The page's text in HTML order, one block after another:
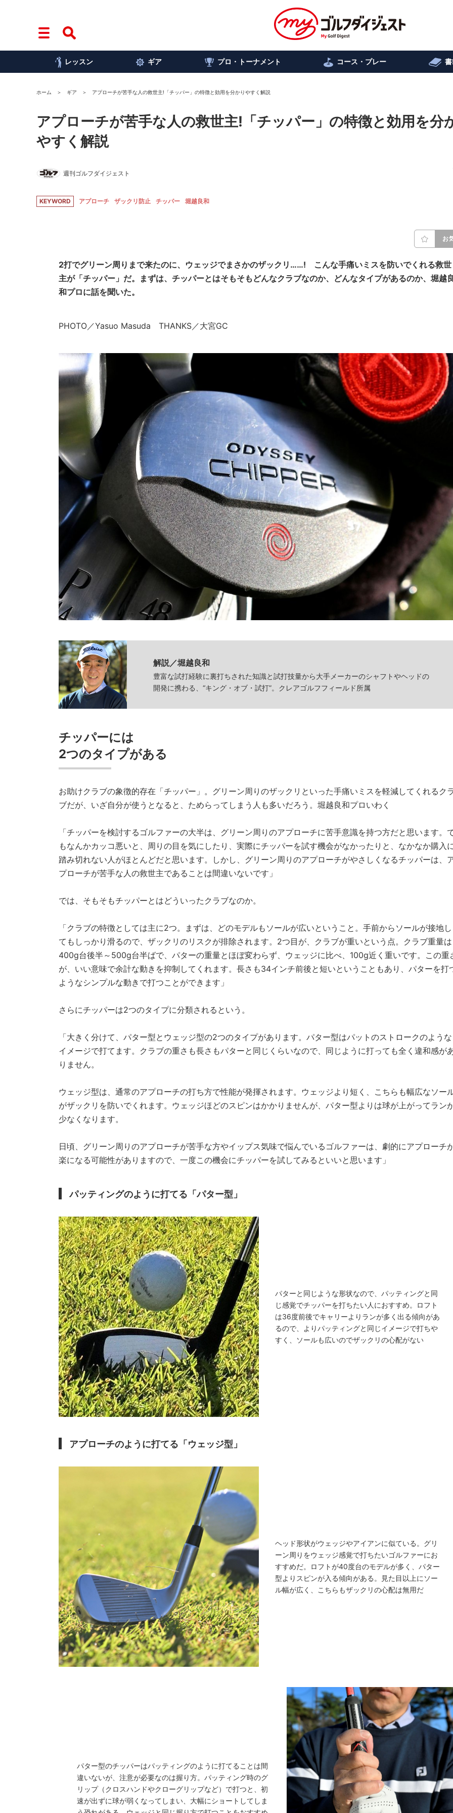
レッスン ギア プロ・トーナメント コース・プレー
ホーム ギア アプローチが苦手な人の救世主!「チッパー」の特徴と効用を分かりやすく解説
アプローチが苦手な人の救世主!「チッパー」の特徴と効用を分
やすく解説
週刊ゴルフダイジェスト
KEYWORD アプローチ ザックリ防止 チッパー 堀越良和
お
2打でグリーン周りまで来たのに、ウェッジでまさかのザックリ……! こんな手痛いミスを防いでくれる救世
主が「チッパー」だ。まずは、チッパーとはそもそもどんなクラブなのか、どんなタイプがあるのか、 堀越
和プロに話を聞いた。
PHOTO／Yasuo Masuda THANKS／大宮GC
解説／堀越良和
豊富な試打経験に裏打ちされた知識と試打技量から大手メーカーのシャフトやヘッドの
開発に携わる、“キング・オブ・試打”。クレアゴルフフィールド所属
チッパーには
2つのタイプがある
お助けクラブの象徴的存在「チッパー」。グリーン周りのザックリといった手痛いミスを軽減してくれるク
ブだが、いざ自分が使うとなると、ためらってしまう人も多いだろう。堀越良和プロいわく
「チッパーを検討するゴルファーの大半は、グリーン周りのアプローチに苦手意識を持つ方だと思います。
もなんかカッコ悪いと、周りの目を気にしたり、実際にチッパーを試す機会がなかったりと、なかなか購入
踏み切れない人がほとんどだと思います。しかし、グリーン周りのアプローチがやさしくなるチッパーは、
プローチが苦手な人の救世主であることは間違いないです」
では、そもそもチッパーとはどういったクラブなのか。
「クラブの特徴としては主に2つ。まずは、どのモデルもソールが広いということ。手前からソールが接地し
てもしっかり滑るので、ザックリのリスクが排除されます。2つ目が、クラブが重いという点。クラブ重量は
400g台後半～500g台半ばで、パターの重量とほぼ変わらず、ウェッジに比べ、100g近く重いです。この重
が、いい意味で余計な動きを抑制してくれます。長さも34インチ前後と短いということもあり、パターを打
ようなシンプルな動きで打つことができます」
さらにチッパーは2つのタイプに分類されるという。
「大きく分けて、パター型とウェッジ型の2つのタイプがあります。パター型はパットのストロークのような
イメージで打てます。クラブの重さも長さもパターと同じくらいなので、同じように打っても全く違和感が
りません。
ウェッジ型は、通常のアプローチの打ち方で性能が発揮されます。ウェッジより短く、こちらも幅広なソー
がザックリを防いでくれます。ウェッジほどのスピンはかかりませんが、パター型よりは球が上がってラン
少なくなります。
日頃、グリーン周りのアプローチが苦手な方やイップス気味で悩んでいるゴルファーは、劇的にアプローチ
楽になる可能性がありますので、一度この機会にチッパーを試してみるといいと思います」
パッティングのように打てる「パター型」
パターと同じような形状なので、パッティングと同
じ感覚でチッパーを打ちたい人におすすめ。ロフト
は36度前後でキャリーよりランが多く出る傾向があ
るので、よりパッティングと同じイメージで打ちや
すく、ソールも広いのでザックリの心配がない
アプローチのように打てる「ウェッジ型」
ヘッド形状がウェッジやアイアンに似ている。グリ
ーン周りをウェッジ感覚で打ちたいゴルファーにお
すすめだ。ロフトが40度台のモデルが多く、パター
型よりスピンが入る傾向がある。見た目以上にソー
ル幅が広く、こちらもザックリの心配は無用だ
パター型のチッパーはパッティングのように打てることは間
違いないが、注意が必要なのは握り方。パッティング時のグ
リップ（クロスハンドやクローグリップなど）で打つと、初
速が出ずに球が弱くなってしまい、大幅にショートしてしま